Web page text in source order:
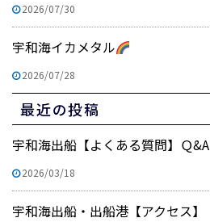
2026/07/30
宇和海イカメタル
2026/07/28
最近の投稿
宇和海出船【よくある質問】Ｑ&A
2026/03/18
宇和海出船・出船港【アクセス】